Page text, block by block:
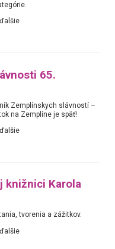
65.
Zemplínskych slávností –
na Zemplíne je späť!
knižnici Karola
tvorenia a zážitkov.